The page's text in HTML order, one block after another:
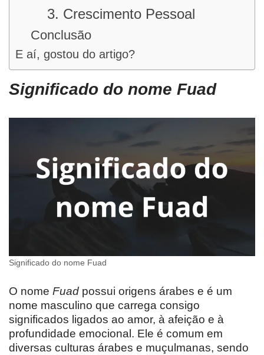
3. Crescimento Pessoal
Conclusão
E aí, gostou do artigo?
Significado do nome Fuad
Significado do nome Fuad
O nome Fuad possui origens árabes e é um
nome masculino que carrega consigo
significados ligados ao amor, à afeição e à
profundidade emocional. Ele é comum em
diversas culturas árabes e muçulmanas, sendo